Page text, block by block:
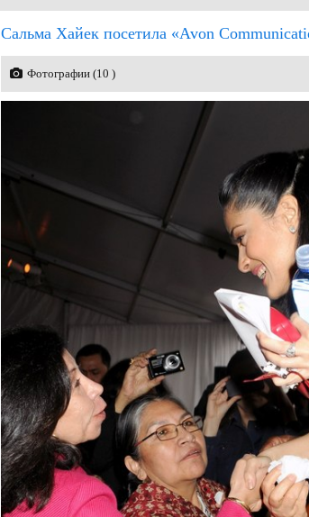
Сальма Хайек посетила «Avon
Фотографии (10 )